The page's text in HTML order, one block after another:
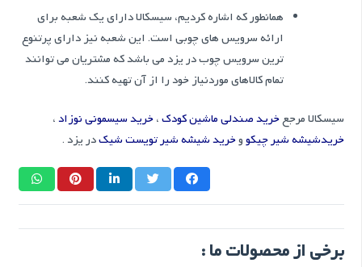
همانطور که اشاره کردیم، سیسکالا دارای یک شعبه برای
ارائه سرویس های چوبی است. این شعبه نیز دارای پرتنوع
ترین سرویس چوب در یزد می باشد که مشتریان می توانند
تمام کالاهای موردنیاز خود را از آن تهیه کنند.
سیسکالا مرجعخرید صندلی ماشین کودک،خرید سیسمونی نوزاد،
خریدشیشه شیر چیکووخرید شیشه شیر تویست شیکدر یزد .
برخی از محصولات ما :